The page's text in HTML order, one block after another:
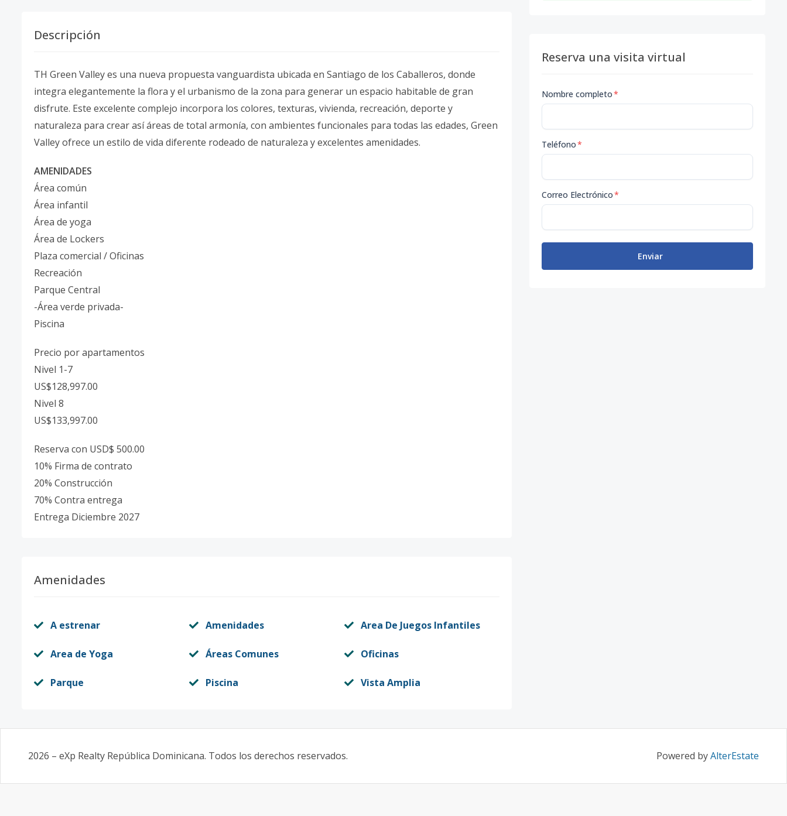
Descripción
TH Green Valley es una nueva propuesta vanguardista ubicada en Santiago de los Caballeros, donde
integra elegantemente la flora y el urbanismo de la zona para generar un espacio habitable de gran
disfrute. Este excelente complejo incorpora los colores, texturas, vivienda, recreación, deporte y
naturaleza para crear así áreas de total armonía, con ambientes funcionales para todas las edades, Green
Valley ofrece un estilo de vida diferente rodeado de naturaleza y excelentes amenidades.
AMENIDADES
Área común
Área infantil
Área de yoga
Área de Lockers
Plaza comercial / Oficinas
Recreación
Parque Central
-Área verde privada-
Piscina
Precio por apartamentos
Nivel 1-7
US$128,997.00
Nivel 8
US$133,997.00
Reserva con USD$ 500.00
10% Firma de contrato
20% Construcción
70% Contra entrega
Entrega Diciembre 2027
Amenidades
A estrenar Amenidades Area De Juegos Infantiles
Area de Yoga Áreas Comunes Oficinas
Parque Piscina Vista Amplia
Reserva una visita virtual
Nombre completo*
Teléfono*
Correo Electrónico*
Enviar
2026 – eXp Realty República Dominicana. Todos los derechos reservados. Powered byAlterEstate